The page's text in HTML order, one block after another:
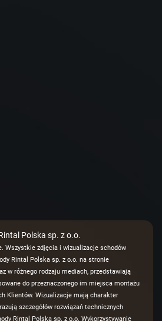
Polska sp. z o.o.
Wszystkie zdjęcia i wizualizacje schodów
Rintal Polska sp. z o.o. na stronie
w różnego rodzaju mediach, przedstawiają
do przeznaczonego im miejsca montażu
Klientów. Wizualizacje mają charakter
szczegółów rozwiązań technicznych
Rintal Polska sp. z o.o. Wykorzystywanie